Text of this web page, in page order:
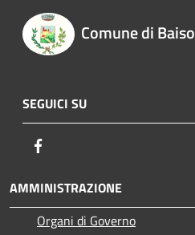
Comune di Baiso
SEGUICI SU
AMMINISTRAZIONE
Organi di Governo